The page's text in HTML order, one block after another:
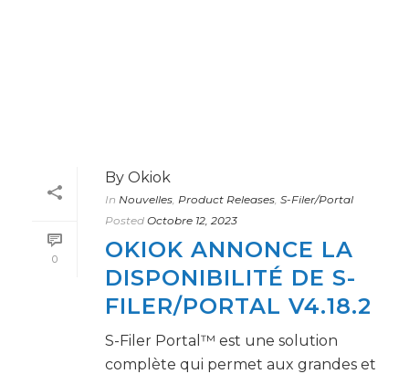
0
By Okiok
In Nouvelles, Product Releases, S-Filer/Portal
Posted Octobre 12, 2023
OKIOK ANNONCE LA
DISPONIBILITÉ DE S-
FILER/PORTAL V4.18.2
S-Filer Portal™ est une solution
complète qui permet aux grandes et